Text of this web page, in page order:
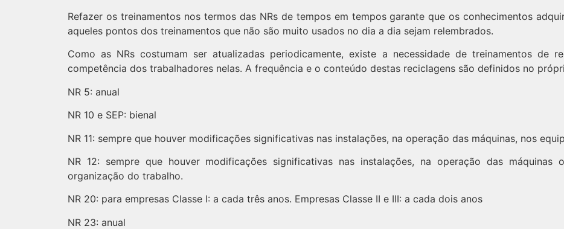
Refazer os treinamentos nos termos das NRs de tempos em tempos garante que os conhecimentos
aqueles pontos dos treinamentos que não são muito usados no dia a dia sejam relembrados.
Como as NRs costumam ser atualizadas periodicamente, existe a necessidade de treinamentos de
competência dos trabalhadores nelas. A frequência e o conteúdo destas reciclagens são definidos no
NR 5: anual
NR 10 e SEP: bienal
NR 11: sempre que houver modificações significativas nas instalações, na operação das máquinas, nos
NR 12: sempre que houver modificações significativas nas instalações, na operação das
organização do trabalho.
NR 20: para empresas Classe I: a cada três anos. Empresas Classe II e III: a cada dois anos
NR 23: anual